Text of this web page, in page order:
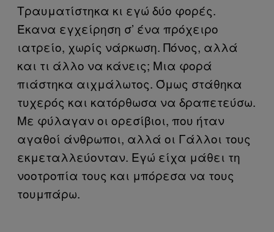
Τραυματίστηκα κι εγώ δύο φορές.
Έκανα εγχείρηση σ’ ένα πρόχειρο
ιατρείο, χωρίς νάρκωση. Πόνος, αλλά
και τι άλλο να κάνεις; Μια φορά
πιάστηκα αιχμάλωτος. Όμως στάθηκα
τυχερός και κατόρθωσα να δραπετεύσω.
Με φύλαγαν οι ορεσίβιοι, που ήταν
αγαθοί άνθρωποι, αλλά οι Γάλλοι τους
εκμεταλλεύονταν. Εγώ είχα μάθει τη
νοοτροπία τους και μπόρεσα να τους
τουμπάρω.